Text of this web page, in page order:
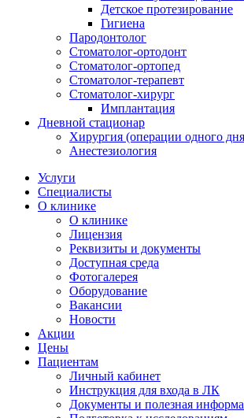
Детское протезирование
Гигиена
Пародонтолог
Стоматолог-ортодонт
Стоматолог-ортопед
Стоматолог-терапевт
Стоматолог-хирург
Имплантация
Дневной стационар
Хирургия (операции одного
Анестезиология
Услуги
Специалисты
О клинике
О клинике
Лицензия
Реквизиты и документы
Доступная среда
Фотогалерея
Оборудование
Вакансии
Новости
Акции
Цены
Пациентам
Личный кабинет
Инструкция для входа в ЛК
Документы и полезная